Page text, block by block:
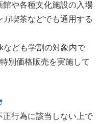
や各種文化施設の入場
喫茶などでも通用する
なども学割の対象内で
別価格販売を実施して
正行為に該当しない上で